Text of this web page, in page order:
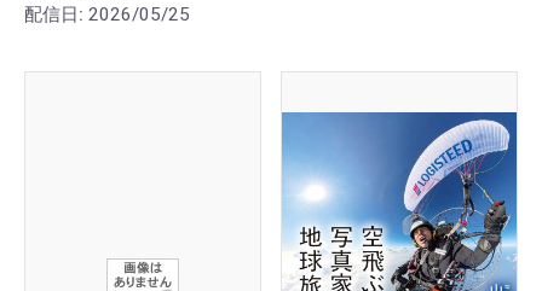
配信日: 2026/05/25